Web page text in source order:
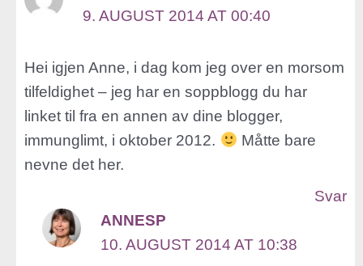
9. AUGUST 2014 AT 00:40
Hei igjen Anne, i dag kom jeg over en morsom
tilfeldighet – jeg har en soppblogg du har
linket til fra en annen av dine blogger,
immunglimt, i oktober 2012.
Måtte bare
nevne det her.
Svar
ANNESP
10. AUGUST 2014 AT 10:38